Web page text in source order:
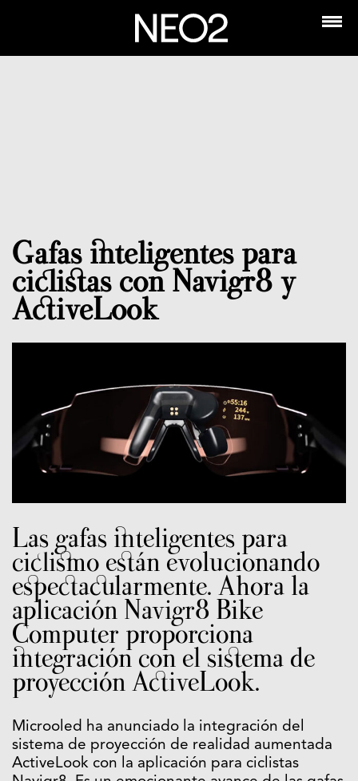
Gafas inteligentes para
ciclistas con Navigr8 y
ActiveLook
Las gafas inteligentes para
ciclismo están evolucionando
espectacularmente. Ahora la
aplicación Navigr8 Bike
Computer proporciona
integración con el sistema de
proyección ActiveLook.
Microoled ha anunciado la integración del
sistema de proyección de realidad aumentada
ActiveLook con la aplicación para ciclistas